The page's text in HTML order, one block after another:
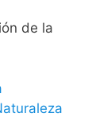
de la